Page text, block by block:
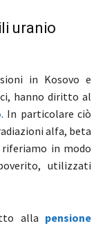
uranio
in Kosovo e
hanno diritto al
. In particolare ciò
alfa, beta
in modo
utilizzati
alla pensione